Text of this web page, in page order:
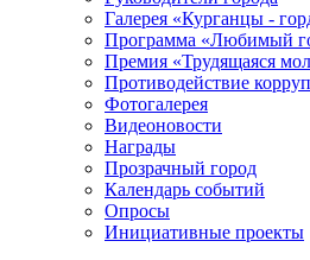
Галерея «Курганцы -
Программа «Любимый
Премия «Трудящаяся
Противодействие
Фотогалерея
Видеоновости
Награды
Прозрачный город
Календарь событий
Опросы
Инициативные проекты